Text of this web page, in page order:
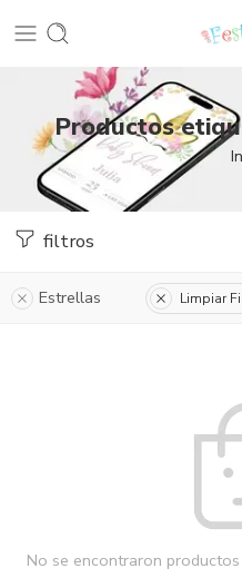
Productos
filtros
Estrellas Limpiar
No se encontraron